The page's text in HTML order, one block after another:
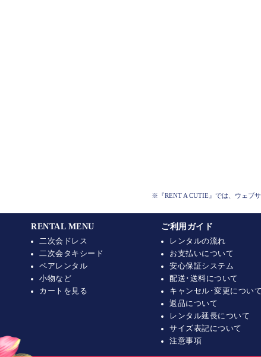
※『RENT A CUTIE』では、ウェブ
RENTAL MENU
二次会ドレス
二次会タキシード
ペアレンタル
小物など
カートを見る
ご利用ガイド
レンタルの流れ
お支払いについて
安心保証システム
配送･送料について
キャンセル･変更について
返品について
レンタル延長について
サイズ表記について
注意事項